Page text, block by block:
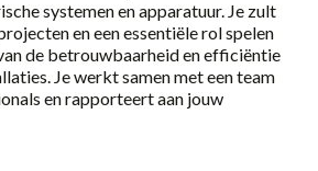
systemen en apparatuur. Je zult
en een essentiële rol spelen
de betrouwbaarheid en efficiëntie
Je werkt samen met een team
en rapporteert aan jouw
tijd